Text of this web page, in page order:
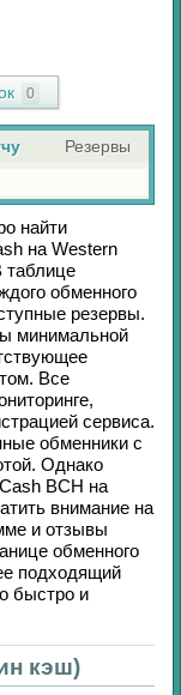
0
Резервы
найти
на Western
таблице
обменного
резервы.
минимальной
Все
сервиса.
обменники с
Однако
BCH на
внимание на
и отзывы
обменного
подходящий
быстро и
кэш)